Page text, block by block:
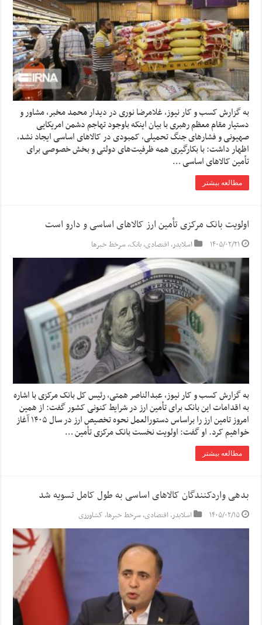
به گزارش کسب و کار نیوز، غلامرضا نوری در دیدار محمد مخبر، مشاور و
دستیار مقام معظم رهبری با بیان اینکه باوجود تهاجم دشمن امریکایی
صهیونی و فشارهای جنگ تحمیلی، کمبودی در کالاهای اساسی ایجاد نشد،
اظهار داشت: با بکارگیری همه ظرفیت‌های دولتی و بخش خصوصی برای
تأمین کالاهای اساسی …
مطالعه بیشتر
اولویت بانک مرکزی تأمین ارز کالا‌های اساسی و دارو است
۱۴۰۵/۰۲/۲۱ اسلایدر,اقتصادی,بانک,سرخط خبرها
به گزارش کسب و کار نیوز، عبدالناصر همتی، رئیس کل بانک مرکزی با اشاره
به اقدامات این بانک برای تأمین ارز در شرایط کنونی کشور گفت: از همین
امروز تامین ارز را براساس دستورالعمل نحوه تخصیص ارز در سال ۱۴۰۵ آغاز
خواهیم کرد. او گفت: اولویت نخست بانک مرکزی تأمین …
مطالعه بیشتر
بدهی واردکنندگان کالاهای اساسی به طول کامل تسویه شد
۱۴۰۵/۰۲/۱۵ اسلایدر,اقتصادی,سرخط خبرها, کشاورزی